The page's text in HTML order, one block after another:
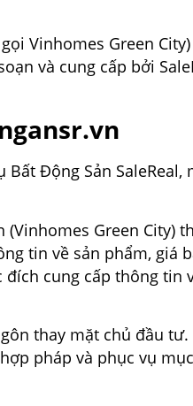
Vinhomes Green
và cung cấp bởi
Động Sản SaleReal,
Green City)
tin về sản phẩm, giá
cung cấp thông tin
thay mặt chủ đầu
pháp và phục vụ